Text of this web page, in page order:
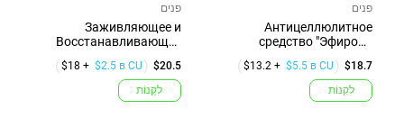
פנים
Заживляющее и
Восстанавливающее
$20.5
$18 + $2.5 в CU
לִקְנוֹת
פנים
Антицеллюлитное
средство "Эфироль
$18.7
$13.2 + $5.5 в CU
לִקְנוֹת